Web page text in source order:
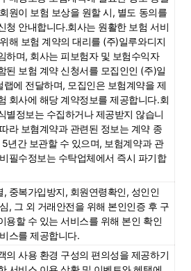
원이 보험 보상을 원할 시, 별도 동의를
청 안내합니다.회사는 원활한 보험 서비
해 보험 계약의 대리를 (주)일루와디지
하며, 회사는 피보험자 및 보험수익자
된 보험 계약 신청서를 모집인인 (주)일
랩에 전달하며, 모집인은 보험계약을 제
회사에 해당 계약정보를 제공합니다.회
별정보는 수집하거나 제공받지 않습니
라 보혐계약과 관련된 정보는 계약 종
년간 보관할 수 있으며, 보험계약과 관
필수정보는 수탁업체에서 즉시 파기합
, 중복가입방지, 회원연령확인, 성인인
, 그 외 거래안전을 위해 본인인증 후 구
용할 수 있는 서비스를 위해 본인 확인
스를 제공합니다.
의 사용 환경 구성의 편의성을 제공하기